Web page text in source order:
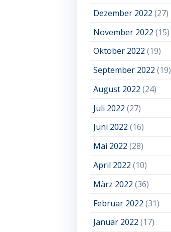
Dezember 2022 (27)
November 2022 (15)
Oktober 2022 (19)
September 2022 (19)
August 2022 (24)
Juli 2022 (27)
Juni 2022 (16)
Mai 2022 (28)
April 2022 (10)
März 2022 (36)
Februar 2022 (31)
Januar 2022 (17)